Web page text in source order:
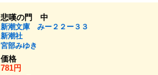
悲嘆の門 中
新潮文庫 みー２２ー３３
新潮社
宮部みゆき
価格
781円